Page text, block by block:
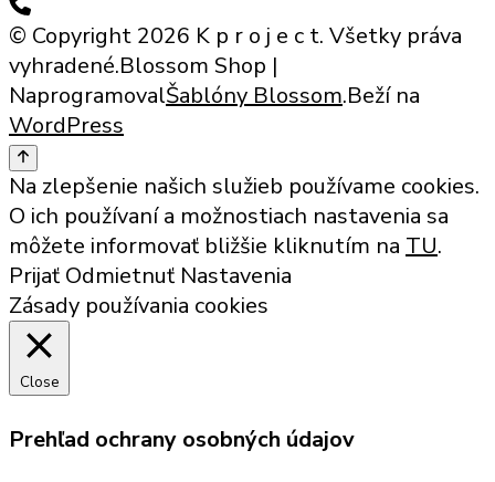
© Copyright 2026 K p r o j e c t. Všetky práva
vyhradené.Blossom Shop |
NaprogramovalŠablóny Blossom.Beží na
WordPress
Na zlepšenie našich služieb používame cookies.
O ich používaní a možnostiach nastavenia sa
môžete informovať bližšie kliknutím na TU.
Prijať Odmietnuť Nastavenia
Zásady používania cookies
Close
Prehľad ochrany osobných údajov